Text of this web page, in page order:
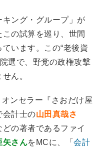
ング・グループ」が
の試算を巡り、世間
います。この“老後資
選で、野党の政権攻撃
ん。
ンセラー『さおだけ屋
会計士の山田真哉さ
どの著者であるファイ
矢さんをMCに、「 会計